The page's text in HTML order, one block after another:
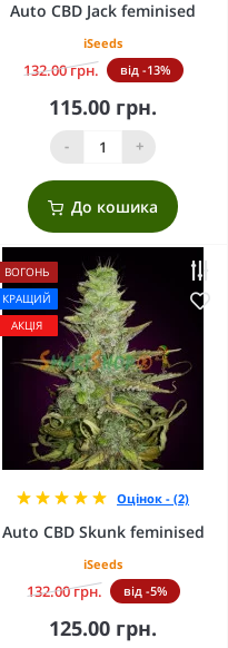
Auto CBD Jack feminised
iSeeds
132.00 грн. від -13%
115.00 грн.
- +
До кошика
ВОГОНЬ
КРАЩИЙ
АКЦІЯ
Оцінок - (2)
Auto CBD Skunk feminised
iSeeds
132.00 грн. від -5%
125.00 грн.